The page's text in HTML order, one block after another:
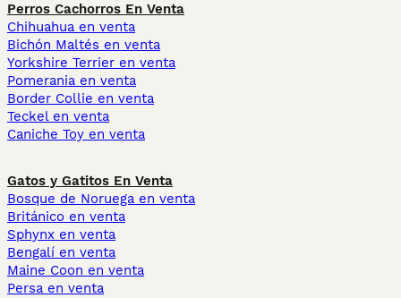
Perros Cachorros En Venta
Chihuahua en venta
Bichón Maltés en venta
Yorkshire Terrier en venta
Pomerania en venta
Border Collie en venta
Teckel en venta
Caniche Toy en venta
Gatos y Gatitos En Venta
Bosque de Noruega en venta
Británico en venta
Sphynx en venta
Bengalí en venta
Maine Coon en venta
Persa en venta